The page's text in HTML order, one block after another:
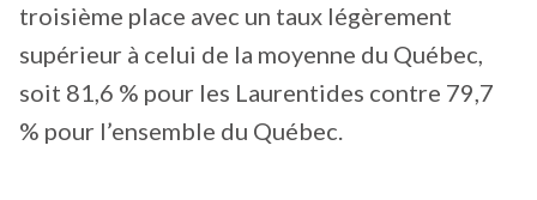
troisième place avec un taux légèrement
supérieur à celui de la moyenne du Québec,
soit 81,6 % pour les Laurentides contre 79,7
% pour l’ensemble du Québec.